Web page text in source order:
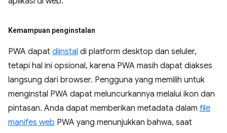
Kemampuan penginstalan
PWA dapat diinstal di platform desktop dan seluler,
tetapi hal ini opsional, karena PWA masih dapat diakses
langsung dari browser. Pengguna yang memilih untuk
menginstal PWA dapat meluncurkannya melalui ikon dan
pintasan. Anda dapat memberikan metadata dalam file
manifes web PWA yang menunjukkan bahwa, saat